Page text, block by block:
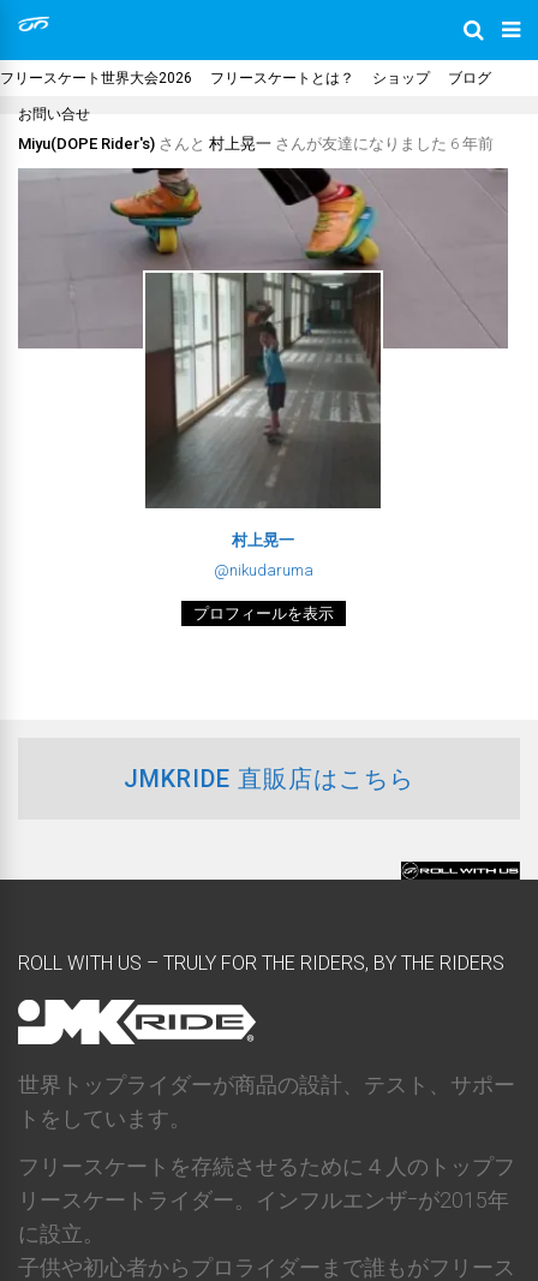
フリースケート世界大会2026 フリースケートとは？ ショップ ブログ
お問い合せ
Miyu(DOPE Rider's) さんと 村上晃一 さんが友達になりました 6 年前
村上晃一
@nikudaruma
プロフィールを表示
JMKRIDE 直販店はこちら
ROLL WITH US – TRULY FOR THE RIDERS, BY THE RIDERS
世界トップライダーが商品の設計、テスト、サポー
トをしています。
フリースケートを存続させるために４人のトップフ
リースケートライダー。インフルエンザｰが2015年
に設立。
子供や初心者からプロライダーまで誰もがフリース